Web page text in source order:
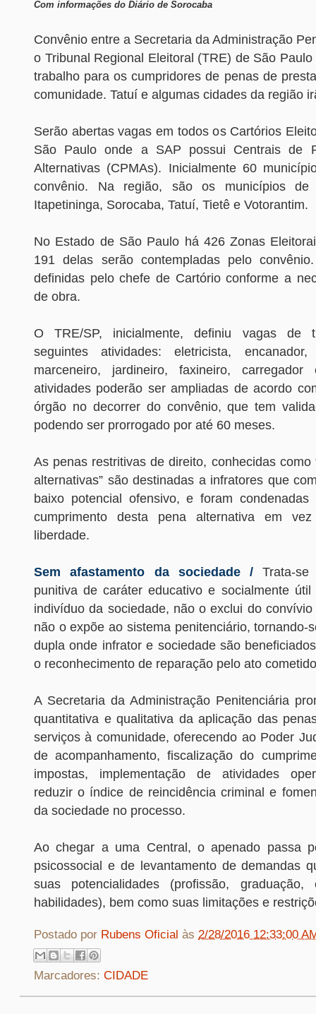
Com informações do Diário de Sorocaba
Convênio entre a Secretaria da Administração
o Tribunal Regional Eleitoral (TRE) de São
trabalho para os cumpridores de penas de
comunidade. Tatuí e algumas cidades da região
Serão abertas vagas em todos os Cartórios
São Paulo onde a SAP possui Centrais de
Alternativas (CPMAs). Inicialmente 60
convênio. Na região, são os municípios de
Itapetininga, Sorocaba, Tatuí, Tietê e Votorantim.
No Estado de São Paulo há 426 Zonas
191 delas serão contempladas pelo
definidas pelo chefe de Cartório conforme a
de obra.
O TRE/SP, inicialmente, definiu vagas de
seguintes atividades: eletricista,
marceneiro, jardineiro, faxineiro,
atividades poderão ser ampliadas de acordo
órgão no decorrer do convênio, que tem
podendo ser prorrogado por até 60 meses.
As penas restritivas de direito, conhecidas como
alternativas” são destinadas a infratores que
baixo potencial ofensivo, e foram
cumprimento desta pena alternativa em
liberdade.
Sem afastamento da sociedade /Trata-
punitiva de caráter educativo e socialmente
indivíduo da sociedade, não o exclui do
não o expõe ao sistema penitenciário, tornando-
dupla onde infrator e sociedade são
o reconhecimento de reparação pelo ato
A Secretaria da Administração Penitenciária
quantitativa e qualitativa da aplicação das
serviços à comunidade, oferecendo ao Poder
de acompanhamento, fiscalização do
impostas, implementação de atividades
reduzir o índice de reincidência criminal e
da sociedade no processo.
Ao chegar a uma Central, o apenado passa
psicossocial e de levantamento de demandas
suas potencialidades (profissão, graduação,
habilidades), bem como suas limitações e
Postado por Rubens Oficial às 2/28/2016 12:33:00
Marcadores: CIDADE